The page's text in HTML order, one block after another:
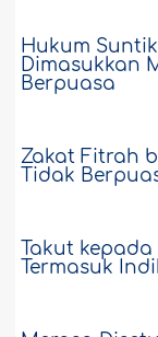
Hukum
Dimasukkan
Berpuasa
Zakat Fitrah
Tidak
Takut
Termasuk